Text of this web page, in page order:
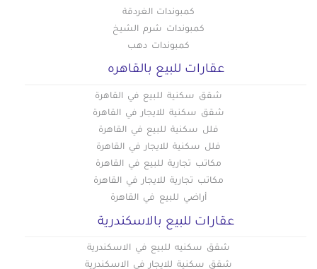
كمبوندات الغردقة
كمبوندات شرم الشيخ
كمبوندات دهب
عقارات للبيع بالقاهره
شقق سكنية للبيع في القاهرة
شقق سكنية للايجار في القاهرة
فلل سكنية للبيع في القاهرة
فلل سكنية للايجار في القاهرة
مكاتب تجارية للبيع في القاهرة
مكاتب تجارية للايجار في القاهرة
أراضي للبيع في القاهرة
عقارات للبيع بالاسكندرية
شقق سكنيه للبيع في الاسكندرية
شقق سكنية للايجار في الاسكندرية